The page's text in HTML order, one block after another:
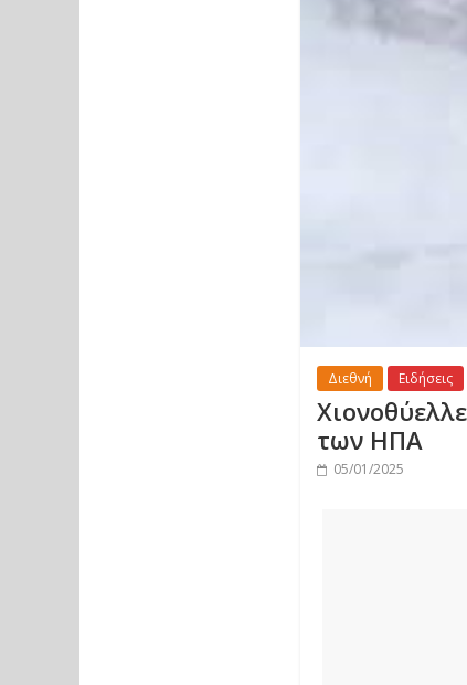
Διεθνή Ειδήσεις
των ΗΠΑ
05/01/2025